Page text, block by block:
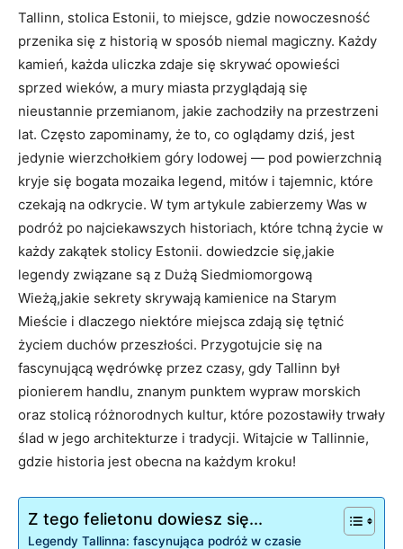
Tallinn, stolica⁣ Estonii, to miejsce, ‌gdzie nowoczesność
przenika się z historią ⁣w sposób niemal magiczny. Każdy
kamień, każda uliczka zdaje się skrywać opowieści
sprzed wieków, ⁢a mury miasta przyglądają ⁢się
nieustannie przemianom, jakie zachodziły na ⁢przestrzeni
lat. Często zapominamy, że ⁣to, co oglądamy‌ dziś, jest
jedynie wierzchołkiem góry lodowej —‍ pod powierzchnią
kryje się bogata mozaika legend, mitów i tajemnic, które
czekają⁣ na ⁤odkrycie. W tym artykule zabierzemy Was w‍
podróż po najciekawszych historiach, które‍ tchną życie w
‌każdy zakątek stolicy ‍Estonii. dowiedzcie się,jakie
legendy związane są‌ z Dużą Siedmiomorgową
Wieżą,jakie sekrety ​skrywają kamienice na Starym
Mieście i dlaczego ​niektóre‍ miejsca‍ zdają​ się tętnić
życiem duchów przeszłości. Przygotujcie⁤ się na
fascynującą wędrówkę przez czasy, gdy Tallinn był
pionierem handlu, znanym punktem wypraw morskich
oraz stolicą różnorodnych kultur, które​ pozostawiły trwały
⁣ślad ​w⁣ jego architekturze ⁢i tradycji. Witajcie w Tallinnie,⁣
gdzie historia‌ jest obecna na każdym kroku!
Z tego felietonu dowiesz się...
Legendy Tallinna: fascynująca podróż ⁣w czasie